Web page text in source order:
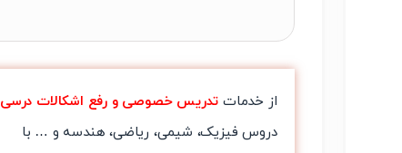
از خدمات تدریس خصوصی و رفع اشکالات درسی
دروس فیزیک، شیمی، ریاضی، هندسه و … با